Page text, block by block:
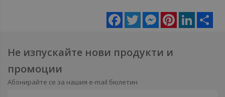
Facebook
Twitter MessengerPinterestLinkedIn
Не изпускайте нови продукти и
промоции
Абонирайте се за нашия e-mail бюлетин